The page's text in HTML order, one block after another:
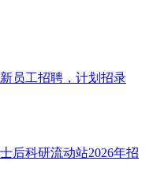
员工招聘，计划招录
后科研流动站2026年招